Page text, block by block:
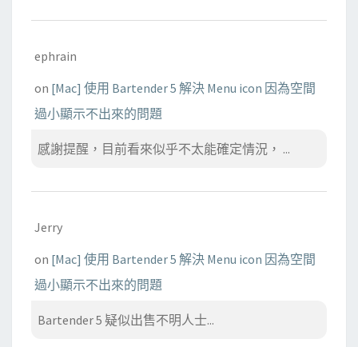
ephrain
on [Mac] 使用 Bartender 5 解決 Menu icon 因為空間
過小顯示不出來的問題
感謝提醒，目前看來似乎不太能確定情況， ...
Jerry
on [Mac] 使用 Bartender 5 解決 Menu icon 因為空間
過小顯示不出來的問題
Bartender 5 疑似出售不明人士...